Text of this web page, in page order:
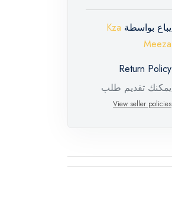
يباع بواسطة Kza
Meeza
Return Policy
يمكنك تقديم طلب
إرجاع لهذه المنتجات
حالة وجود عيوب من
وقت وصول الطلب،
View seller policies